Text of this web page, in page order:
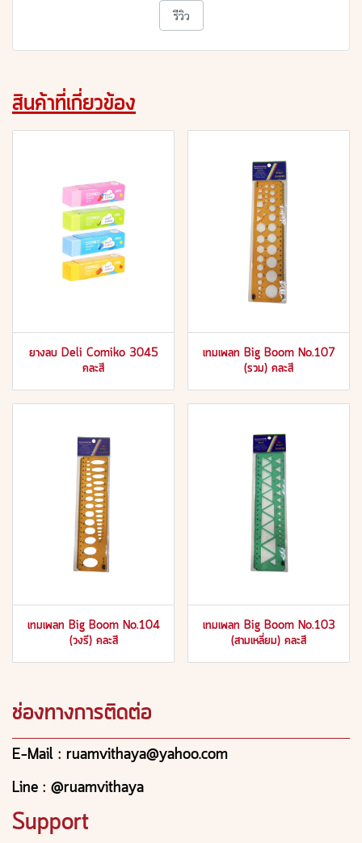
รีวิว
สินค้าที่เกี่ยวข้อง
ยางลบ Deli Comiko 3045
คละสี
เทมเพลท Big Boom No.107
(รวม) คละสี
เทมเพลท Big Boom No.104
(วงรี) คละสี
เทมเพลท Big Boom No.103
(สามเหลี่ยม) คละสี
ช่องทางการติดต่อ
E-Mail : ruamvithaya@yahoo.com
Line : @ruamvithaya
Support